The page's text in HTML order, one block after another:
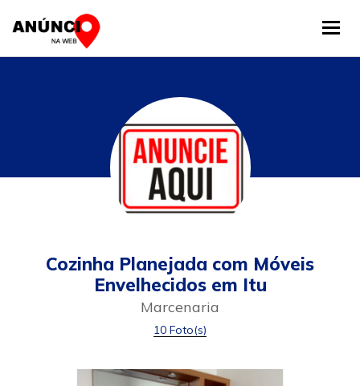
Cozinha Planejada com Móveis
Envelhecidos em Itu
Marcenaria
10 Foto(s)